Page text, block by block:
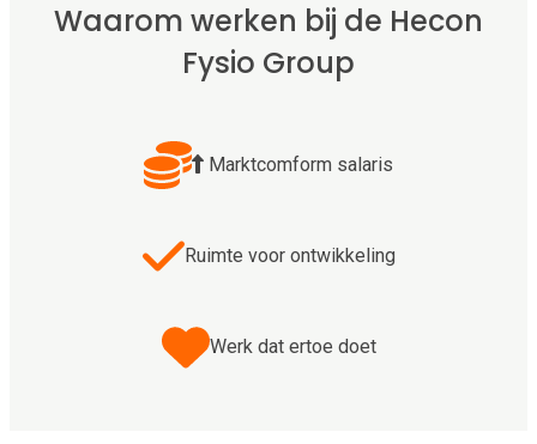
Waarom werken bij de Hecon
Fysio Group
Marktcomform salaris
Ruimte voor ontwikkeling
Werk dat ertoe doet